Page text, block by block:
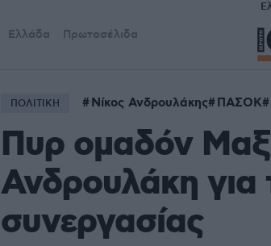
Ελλάδα Πρωτοσέλιδα
ΠΟΛΙΤΙΚΗ Νίκος Ανδρουλάκης ΠΑΣΟΚ
Πυρ ομαδόν
Ανδρουλάκη για
συνεργασίας